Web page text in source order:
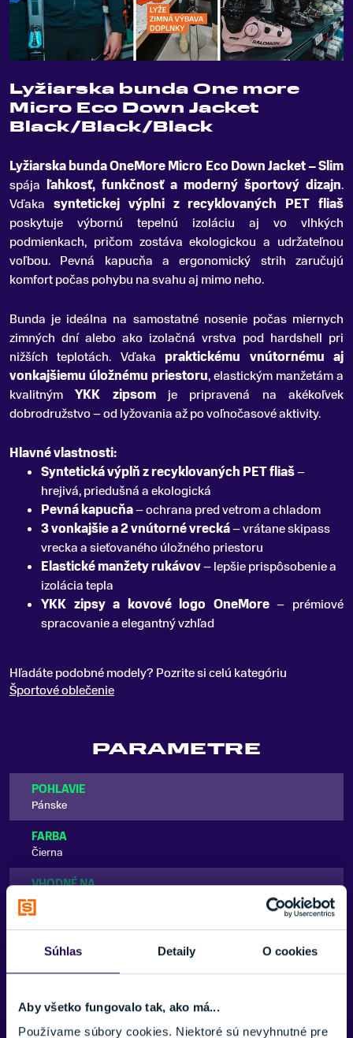
Súhlas Detaily O cookies
Aby všetko fungovalo tak, ako má...
Používame súbory cookies. Niektoré sú nevyhnutné pre
Lyžiarska bunda One more
Micro Eco Down Jacket
Black/Black/Black
Lyžiarska bunda OneMore Micro Eco Down Jacket – Slim
spája ľahkosť, funkčnosť a moderný športový dizajn.
Vďaka syntetickej výplni z recyklovaných PET fliaš
poskytuje výbornú tepelnú izoláciu aj vo vlhkých
podmienkach, pričom zostáva ekologickou a udržateľnou
voľbou. Pevná kapucňa a ergonomický strih zaručujú
komfort počas pohybu na svahu aj mimo neho.
Bunda je ideálna na samostatné nosenie počas miernych
zimných dní alebo ako izolačná vrstva pod hardshell pri
nižších teplotách. Vďaka praktickému vnútornému aj
vonkajšiemu úložnému priestoru, elastickým manžetám a
kvalitnýmYKK zipsomje pripravená na akékoľvek
dobrodružstvo – od lyžovania až po voľnočasové aktivity.
Hlavné vlastnosti:
Syntetická výplň z recyklovaných PET fliaš–
hrejivá, priedušná a ekologická
Pevná kapucňa– ochrana pred vetrom a chladom
3 vonkajšie a 2 vnútorné vrecká– vrátane skipass
vrecka a sieťovaného úložného priestoru
Elastické manžety rukávov– lepšie prispôsobenie a
izolácia tepla
YKK zipsy a kovové logo OneMore– prémiové
spracovanie a elegantný vzhľad
Hľadáte podobné modely? Pozrite si celú kategóriu
Športové oblečenie
PARAMETRE
POHLAVIE
Pánske
FARBA
Čierna
VHODNÉ NA
Lyžovanie
ZNAČKA
One more